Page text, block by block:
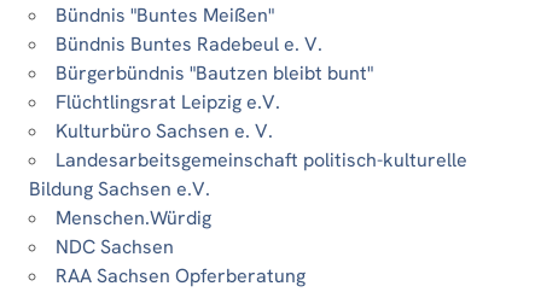
Bündnis "Buntes Meißen"
Bündnis Buntes Radebeul e. V.
Bürgerbündnis "Bautzen bleibt bunt"
Flüchtlingsrat Leipzig e.V.
Kulturbüro Sachsen e. V.
Landesarbeitsgemeinschaft politisch-kulturelle
Bildung Sachsen e.V.
Menschen.Würdig
NDC Sachsen
RAA Sachsen Opferberatung